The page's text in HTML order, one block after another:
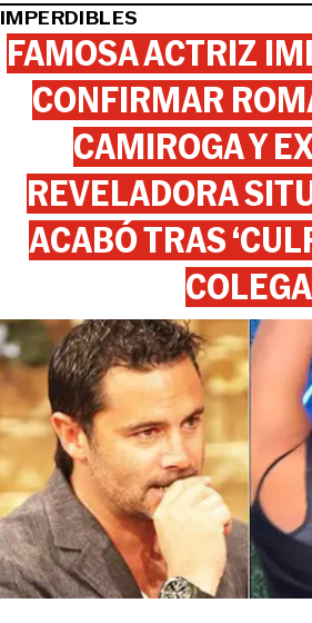
IMPERDIBLES
FAMOSA ACTRIZ
CONFIRMAR
CAMIROGA Y
REVELADORA
ACABÓ TRAS
COLEGA